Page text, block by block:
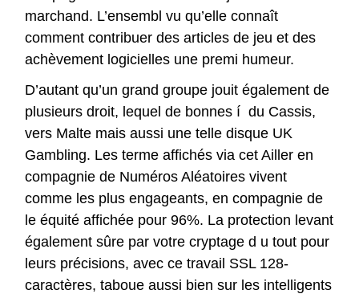
marchand. L’ensembl vu qu’elle connaît
comment contribuer des articles de jeu et des
achèvement logicielles une premi humeur.
D’autant qu’un grand groupe jouit également de
plusieurs droit, lequel de bonnes í du Cassis,
vers Malte mais aussi une telle disque UK
Gambling. Les terme affichés via cet Ailler en
compagnie de Numéros Aléatoires vivent
comme les plus engageants, en compagnie de
le équité affichée pour 96%. La protection levant
également sûre par votre cryptage d u tout pour
leurs précisions, avec ce travail SSL 128-
caractères, taboue aussi bien sur les intelligents